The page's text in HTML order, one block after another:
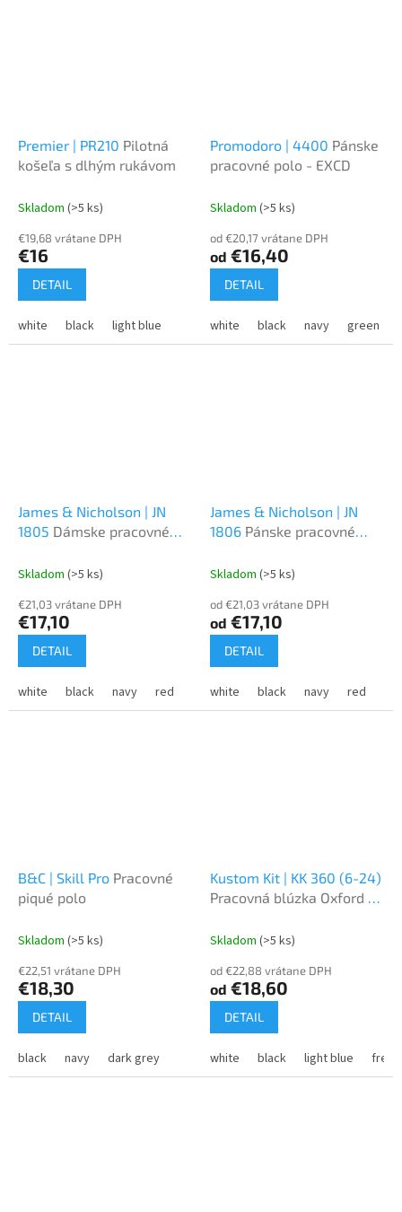
Premier | PR210 Pilotná
košeľa s dlhým rukávom
Skladom (>5 ks)
€19,68 vrátane DPH
€16
DETAIL
white black light blue
Promodoro | 4400 Pánske
pracovné polo - EXCD
Skladom (>5 ks)
od €20,17 vrátane DPH
od €16,40
DETAIL
white black navy green
James & Nicholson | JN
1805 Dámske pracovné
Solid
Skladom (>5 ks)
€21,03 vrátane DPH
€17,10
DETAIL
white black navy red royal lime green olive dark
James & Nicholson | JN
1806 Pánske pracovné
Solid
Skladom (>5 ks)
od €21,03 vrátane DPH
od €17,10
DETAIL
white black navy red
B&C | Skill Pro Pracovné
piqué polo
Skladom (>5 ks)
€22,51 vrátane DPH
€18,30
DETAIL
black navy dark grey
Kustom Kit | KK 360 (6-24)
Pracovná blúzka Oxford s
Skladom (>5 ks)
od €22,88 vrátane DPH
od €18,60
DETAIL
white black light blue